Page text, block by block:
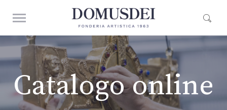
Catalogo online